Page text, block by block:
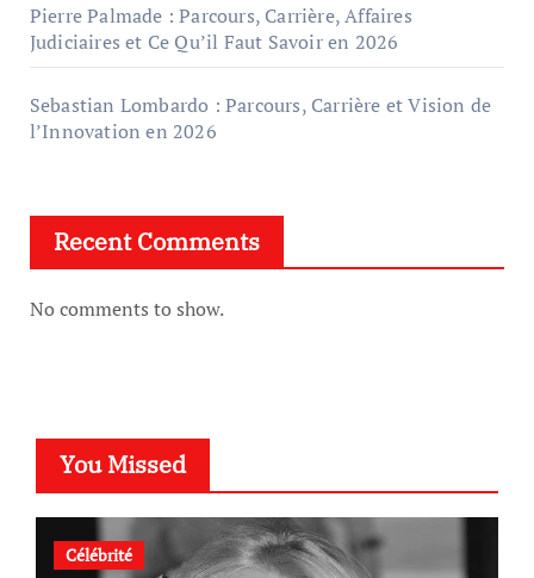
Pierre Palmade : Parcours, Carrière, Affaires
Judiciaires et Ce Qu’il Faut Savoir en 2026
Sebastian Lombardo : Parcours, Carrière et Vision de
l’Innovation en 2026
Recent Comments
No comments to show.
You Missed
Célébrité